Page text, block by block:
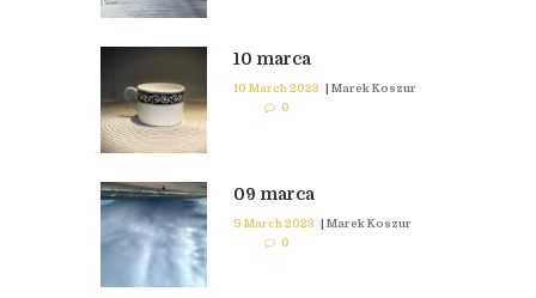
10 marca
10 March 2023 | Marek Koszur
0
09 marca
9 March 2023 | Marek Koszur
0